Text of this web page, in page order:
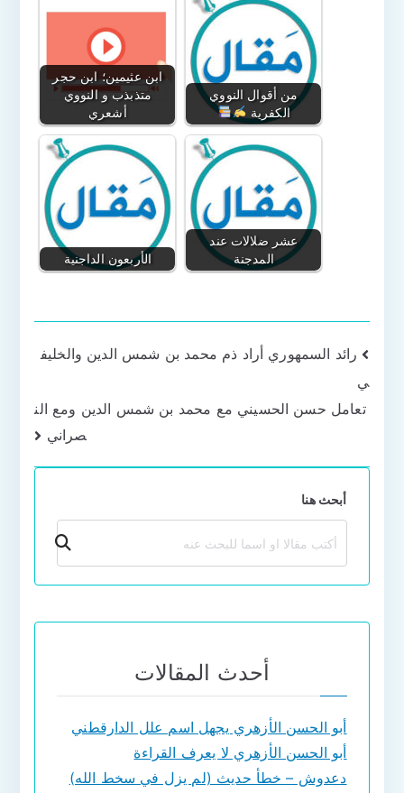
ابن عثيمين؛ ابن حجر
متذبذب و النووي
أشعري
من أقوال النووي
الكفرية
الأربعون الداجنية
عشر ضلالات عند
المدجنة
تصفّح
المقالات
رائد السمهوري أراد ذم محمد بن شمس الدين والخليف
ي
تعامل حسن الحسيني مع محمد بن شمس الدين ومع الن
صراني
أبحث هنا
بحث
أحدث المقالات
أبو الحسن الأزهري يجهل اسم علل الدارقطني
أبو الحسن الأزهري لا يعرف القراءة
دعدوش – خطأ حديث (لم يزل في سخط الله)